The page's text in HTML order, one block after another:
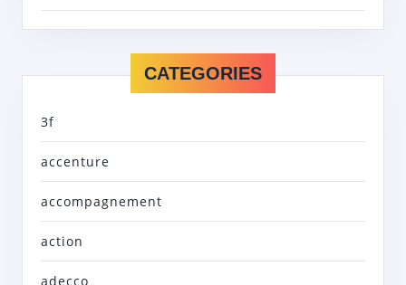
CATEGORIES
3f
accenture
accompagnement
action
adecco